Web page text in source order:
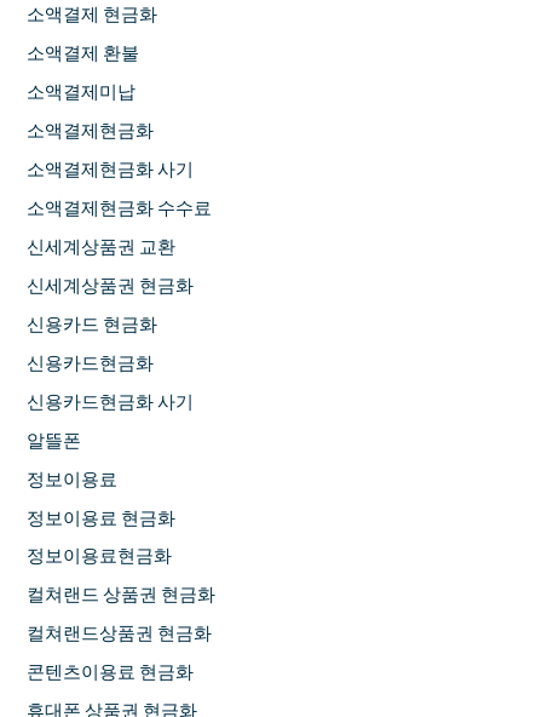
소액결제 현금화
소액결제 환불
소액결제미납
소액결제현금화
소액결제현금화 사기
소액결제현금화 수수료
신세계상품권 교환
신세계상품권 현금화
신용카드 현금화
신용카드현금화
신용카드현금화 사기
알뜰폰
정보이용료
정보이용료 현금화
정보이용료현금화
컬쳐랜드 상품권 현금화
컬쳐랜드상품권 현금화
콘텐츠이용료 현금화
휴대폰 상품권 현금화